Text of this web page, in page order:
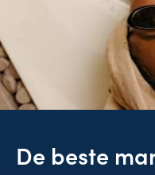
De beste